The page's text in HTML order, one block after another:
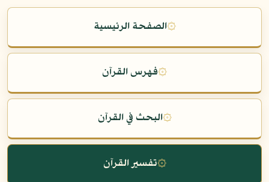
۞الصفحة الرئيسية
۞فهرس القرآن
۞البحث في القرآن
۞تفسير القرآن